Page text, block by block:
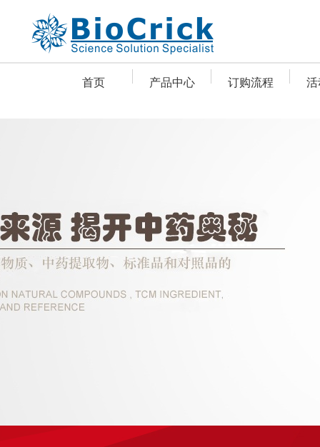
首页 产品中心 订购流程 活